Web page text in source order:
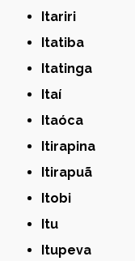
Itariri
Itatiba
Itatinga
Itaí
Itaóca
Itirapina
Itirapuã
Itobi
Itu
Itupeva